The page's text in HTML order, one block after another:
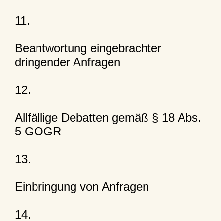
11.
Beantwortung eingebrachter
dringender Anfragen
12.
Allfällige Debatten gemäß § 18 Abs.
5 GOGR
13.
Einbringung von Anfragen
14.